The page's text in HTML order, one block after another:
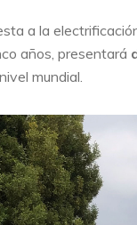
a la
años, presentará
mundial.